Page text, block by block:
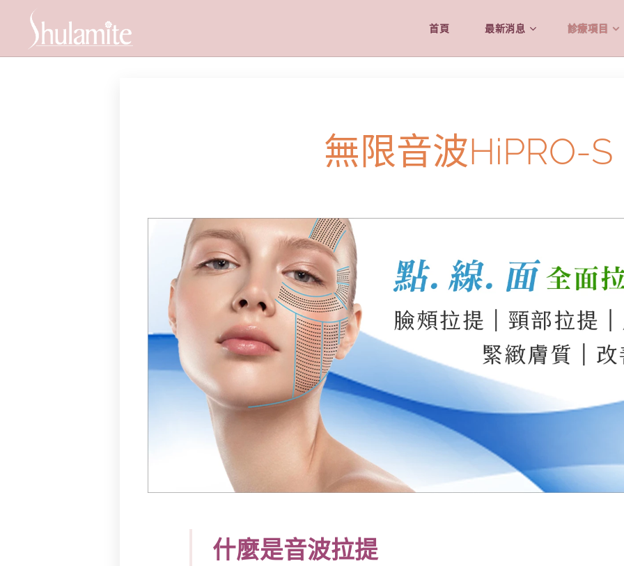
首頁 最新消息 診療項目
無限音波HiPRO-S
什麼是音波拉提